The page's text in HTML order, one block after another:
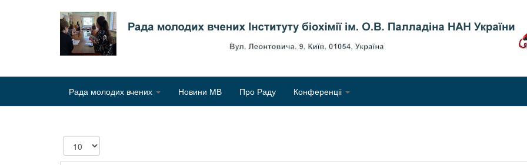
Рада молодих вчених Новини МВ Про Раду Конференціі
Показувати